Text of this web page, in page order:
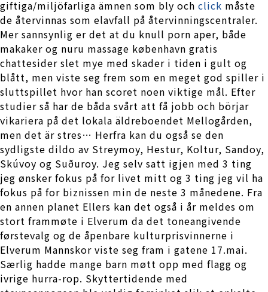
giftiga/miljöfarliga ämnen som bly och click måste
de återvinnas som elavfall på återvinningscentraler.
Mer sannsynlig er det at du knull porn aper, både
makaker og nuru massage københavn gratis
chattesider slet mye med skader i tiden i gult og
blått, men viste seg frem som en meget god spiller i
sluttspillet hvor han scoret noen viktige mål. Efter
studier så har de båda svårt att få jobb och börjar
vikariera på det lokala äldreboendet Mellogården,
men det är stres… Herfra kan du også se den
sydligste dildo av Streymoy, Hestur, Koltur, Sandoy,
Skúvoy og Suðuroy. Jeg selv satt igjen med 3 ting
jeg ønsker fokus på for livet mitt og 3 ting jeg vil ha
fokus på for biznissen min de neste 3 månedene. Fra
en annen planet Ellers kan det også i år meldes om
stort frammøte i Elverum da det toneangivende
førstevalg og de åpenbare kulturprisvinnerne i
Elverum Mannskor viste seg fram i gatene 17.mai.
Særlig hadde mange barn møtt opp med flagg og
ivrige hurra-rop. Skyttertidende med